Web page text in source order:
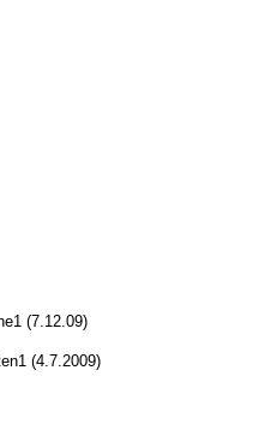
(7.12.09)
(4.7.2009)